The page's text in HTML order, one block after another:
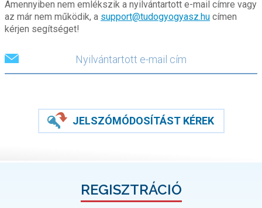
Amennyiben nem emlékszik a nyilvántartott e-mail címre vagy
az már nem működik, a support@tudogyogyasz.hu címen
kérjen segítséget!
JELSZÓMÓDOSÍTÁST KÉREK
REGISZTRÁCIÓ